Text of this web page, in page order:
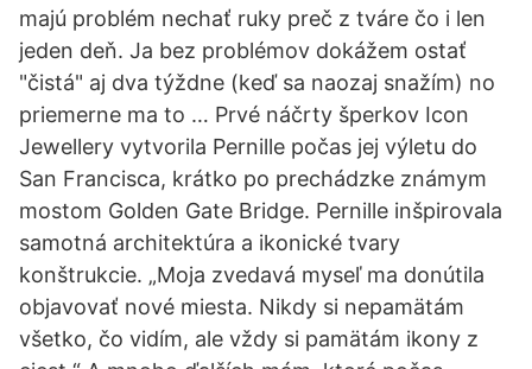
majú problém nechať ruky preč z tváre čo i len
jeden deň. Ja bez problémov dokážem ostať
"čistá" aj dva týždne (keď sa naozaj snažím) no
priemerne ma to … Prvé náčrty šperkov Icon
Jewellery vytvorila Pernille počas jej výletu do
San Francisca, krátko po prechádzke známym
mostom Golden Gate Bridge. Pernille inšpirovala
samotná architektúra a ikonické tvary
konštrukcie. „Moja zvedavá myseľ ma donútila
objavovať nové miesta. Nikdy si nepamätám
všetko, čo vidím, ale vždy si pamätám ikony z